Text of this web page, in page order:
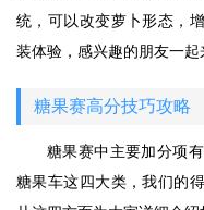
统，可以改变萝卜形态，
装体验，感兴趣的朋友一起
糖果赛高分技巧攻略
糖果赛中主要加分项
糖果车这四大类，我们的